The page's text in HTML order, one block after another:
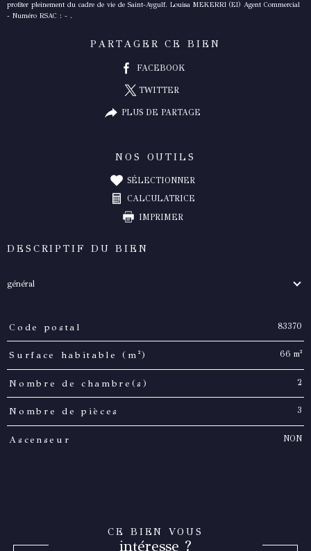
profiter pleinement du cadre de vie de Saint-Aygulf. Louisa MEKERRI (EI) Agent Commercial
PARTAGER CE BIEN
FACEBOOK
TWITTER
PLUS DE PARTAGE
NOS OUTILS
SÉLECTIONNER
CALCULATRICE
IMPRIMER
DESCRIPTIF DU BIEN
général
TRAD_PAMPERO_Caracteristique
Code postal 83370
Surface habitable (m²) 66 m²
Nombre de chambre(s) 2
Nombre de pièces 3
Ascenseur NON
CE BIEN VOUS
intéresse ?